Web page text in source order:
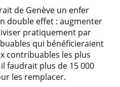
de Genève un enfer
double effet : augmenter
pratiquement par
qui bénéficieraient
contribuables les plus
faudrait plus de 15 000
les remplacer.